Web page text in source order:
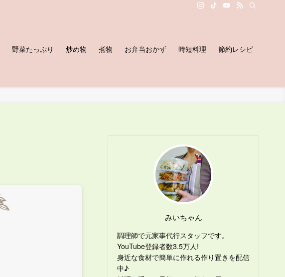
野菜たっぷり 炒め物 煮物 お弁当おかず 時短料理 節約レシピ
みいちゃん
調理師で元家事代行スタッフです。
YouTube登録者数3.5万人!
身近な食材で簡単に作れる作り置きを配信
中♪